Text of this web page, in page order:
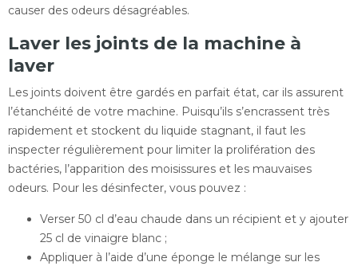
causer des odeurs désagréables.
Laver les joints de la machine à
laver
Les joints doivent être gardés en parfait état, car ils assurent
l’étanchéité de votre machine. Puisqu’ils s’encrassent très
rapidement et stockent du liquide stagnant, il faut les
inspecter régulièrement pour limiter la prolifération des
bactéries, l’apparition des moisissures et les mauvaises
odeurs. Pour les désinfecter, vous pouvez :
Verser 50 cl d’eau chaude dans un récipient et y ajouter
25 cl de vinaigre blanc ;
Appliquer à l’aide d’une éponge le mélange sur les